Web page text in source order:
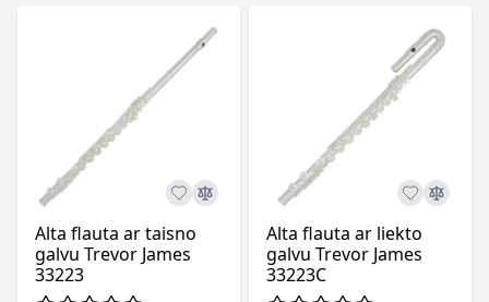
Alta flauta ar taisno
galvu Trevor James
33223
Alta flauta ar liekto
galvu Trevor James
33223C